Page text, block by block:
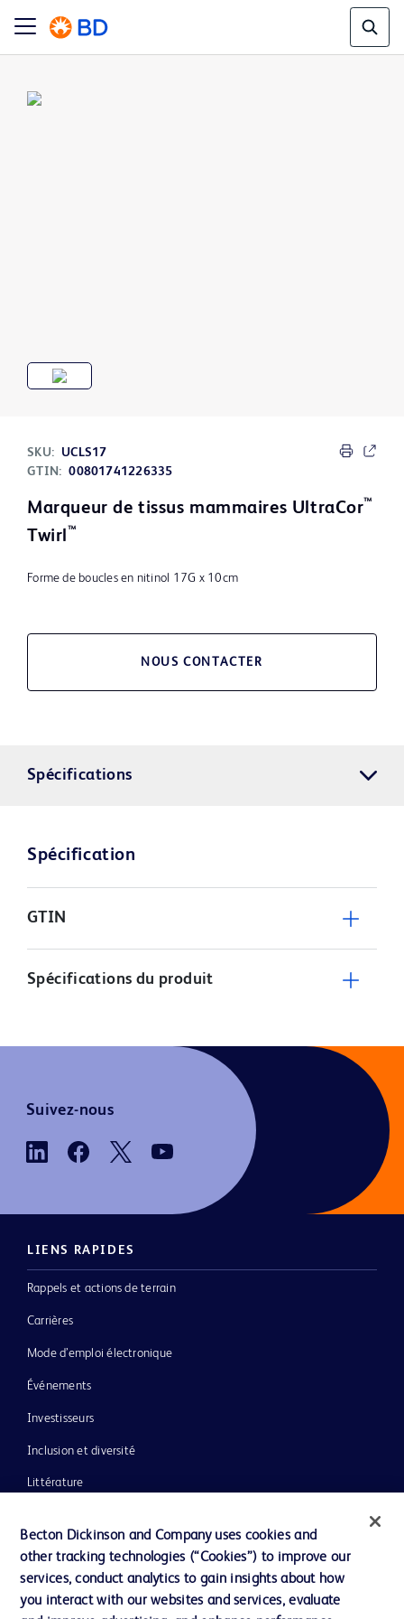
SKU:
UCLS17
GTIN: 00801741226335
Marqueur de tissus mammaires UltraCor™
Twirl™
Forme de boucles en nitinol 17G x 10cm
NOUS CONTACTER
Spécifications
Spécification
GTIN
Spécifications du produit
Suivez-nous
LIENS RAPIDES
Rappels et actions de terrain
Carrières
Mode d’emploi électronique
Événements
Investisseurs
Inclusion et diversité
Littérature
Notre entreprise
Éthique et conformité
Assistance
Becton Dickinson and Company uses cookies and
other tracking technologies (“Cookies”) to improve our
services, conduct analytics to gain insights about how
you interact with our websites and services, evaluate